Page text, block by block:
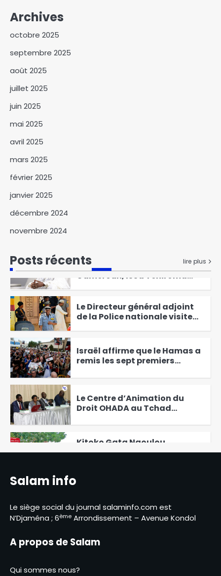
Archives
octobre 2025
septembre 2025
août 2025
juillet 2025
juin 2025
mai 2025
avril 2025
mars 2025
février 2025
janvier 2025
décembre 2024
novembre 2024
Posts récents lire plus
3
4
5
6
1
Cameroun, Issa Tchiroma
Bakary se déclare vainqueur
2
Le Directeur général adjoint
les commissariats de
sécurité publique
3
Israël affirme que le Hamas a
otages à la Croix-Rouge
4
Le Centre d’Animation du
Présente le Code vert 2025
Kitoko Gata Ngoulou
Mayo-Kebbi Ouest
1
Élections présidentielles au
Cameroun, Issa Tchiroma
les commissariats de
Salam info
Le siège social du journal salaminfo.com est
N’Djaména ; 6ème Arrondissement – Avenue Kondol
A propos de Salam
Qui sommes nous?